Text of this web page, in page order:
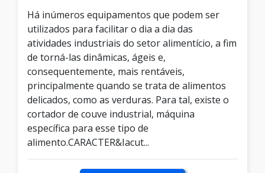
Há inúmeros equipamentos que podem ser
utilizados para facilitar o dia a dia das
atividades industriais do setor alimentício, a fim
de torná-las dinâmicas, ágeis e,
consequentemente, mais rentáveis,
principalmente quando se trata de alimentos
delicados, como as verduras. Para tal, existe o
cortador de couve industrial, máquina
específica para esse tipo de
alimento.CARACTER&Iacut...